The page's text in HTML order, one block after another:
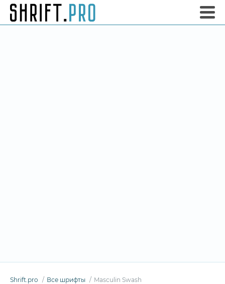
Shrift.pro Все шрифты Masculin Swash